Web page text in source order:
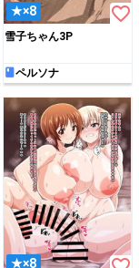
★×8 favorite_border
雪子ちゃん3P
ペルソナ
★×8